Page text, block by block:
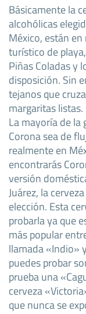
Básicamente la
alcohólicas
México, están
turístico de
Piñas Coladas y
disposición. Sin
tejanos que
margaritas listas.
La mayoría de la
Corona sea de
realmente en
encontrarás
versión
Juárez, la
elección. Esta
probarla ya que
más popular
llamada «Indio»
puedes probar
prueba una
cerveza
que nunca se